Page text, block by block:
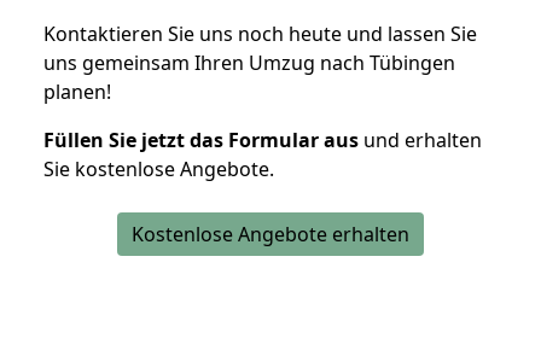
Kontaktieren Sie uns noch heute und lassen Sie
uns gemeinsam Ihren Umzug nach Tübingen
planen!
Füllen Sie jetzt das Formular aus und erhalten
Sie kostenlose Angebote.
Kostenlose Angebote erhalten